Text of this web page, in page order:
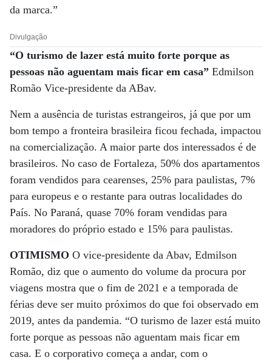
da marca.”
Divulgação
“O turismo de lazer está muito forte porque as
pessoas não aguentam mais ficar em casa” Edmilson
Romão Vice-presidente da ABav.
Nem a ausência de turistas estrangeiros, já que por um
bom tempo a fronteira brasileira ficou fechada, impactou
na comercialização. A maior parte dos interessados é de
brasileiros. No caso de Fortaleza, 50% dos apartamentos
foram vendidos para cearenses, 25% para paulistas, 7%
para europeus e o restante para outras localidades do
País. No Paraná, quase 70% foram vendidas para
moradores do próprio estado e 15% para paulistas.
OTIMISMO O vice-presidente da Abav, Edmilson
Romão, diz que o aumento do volume da procura por
viagens mostra que o fim de 2021 e a temporada de
férias deve ser muito próximos do que foi observado em
2019, antes da pandemia. “O turismo de lazer está muito
forte porque as pessoas não aguentam mais ficar em
casa. E o corporativo começa a andar, com o